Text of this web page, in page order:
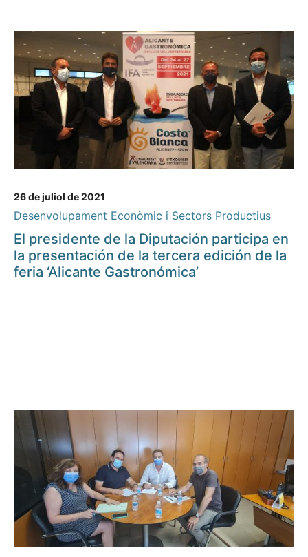
26 de juliol de 2021
Desenvolupament Econòmic i Sectors Productius
El presidente de la Diputación participa en
la presentación de la tercera edición de la
feria ‘Alicante Gastronómica’